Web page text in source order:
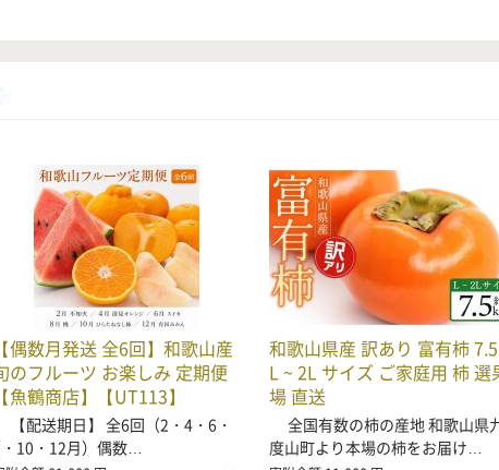
【偶数月発送 全6回】和歌山産
のフルーツ お楽しみ 定期便
【魚鶴商店】【UT113】
【配送期日】 全6回（2・4・6・
10・12月）偶数…
和歌山県産 訳あり 富有柿
L ~ 2L サイズ ご家庭用 柿 選
場 直送
全国有数の柿の産地 和歌山県
度山町より本場の柿をお届け…